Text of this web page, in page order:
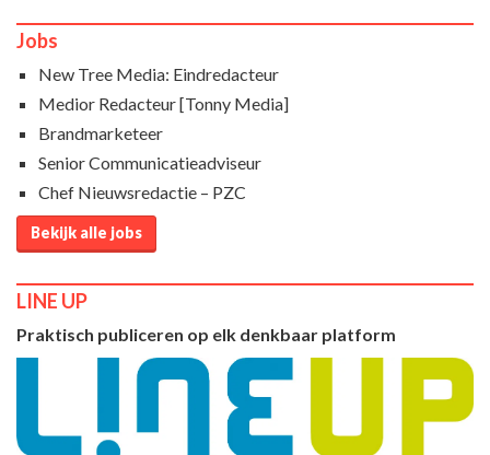
Jobs
New Tree Media: Eindredacteur
Medior Redacteur [Tonny Media]
Brandmarketeer
Senior Communicatieadviseur
Chef Nieuwsredactie – PZC
Bekijk alle jobs
LINE UP
Praktisch publiceren op elk denkbaar platform